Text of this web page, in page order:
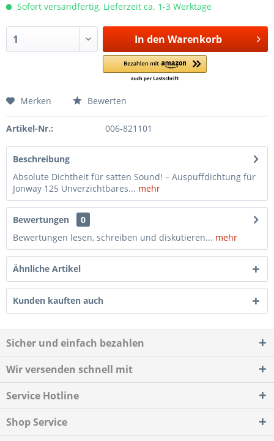
Sofort versandfertig, Lieferzeit ca. 1-3 Werktage
In den Warenkorb
Merken Bewerten
Artikel-Nr.: 006-821101
Beschreibung
Absolute Dichtheit für satten Sound! – Auspuffdichtung für
Jonway 125 Unverzichtbares... mehr
Bewertungen
0
Bewertungen lesen, schreiben und diskutieren... mehr
Ähnliche Artikel
Kunden kauften auch
Sicher und einfach bezahlen
Wir versenden schnell mit
Service Hotline
Shop Service